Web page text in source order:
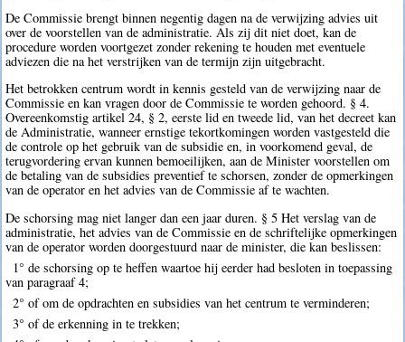
De Commissie brengt binnen negentig dagen na de verwijzing advies uit
over de voorstellen van de administratie. Als zij dit niet doet, kan de
procedure worden voortgezet zonder rekening te houden met eventuele
adviezen die na het verstrijken van de termijn zijn uitgebracht.
Het betrokken centrum wordt in kennis gesteld van de verwijzing naar de
Commissie en kan vragen door de Commissie te worden gehoord. § 4.
Overeenkomstig artikel 24, § 2, eerste lid en tweede lid, van het decreet kan
de Administratie, wanneer ernstige tekortkomingen worden vastgesteld die
de controle op het gebruik van de subsidie en, in voorkomend geval, de
terugvordering ervan kunnen bemoeilijken, aan de Minister voorstellen om
de betaling van de subsidies preventief te schorsen, zonder de opmerkingen
van de operator en het advies van de Commissie af te wachten.
De schorsing mag niet langer dan een jaar duren. § 5 Het verslag van de
administratie, het advies van de Commissie en de schriftelijke opmerkingen
van de operator worden doorgestuurd naar de minister, die kan beslissen:
1° de schorsing op te heffen waartoe hij eerder had besloten in toepassing
van paragraaf 4;
2° of om de opdrachten en subsidies van het centrum te verminderen;
3° of de erkenning in te trekken;